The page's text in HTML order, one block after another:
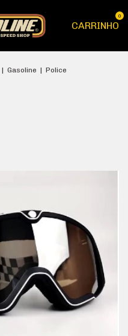
CARRINHO
0
| Gasoline | Police